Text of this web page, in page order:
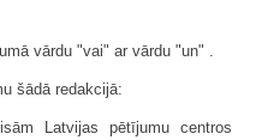
vārdu "vai" ar vārdu "un" .
šādā redakcijā:
Latvijas pētījumu centros